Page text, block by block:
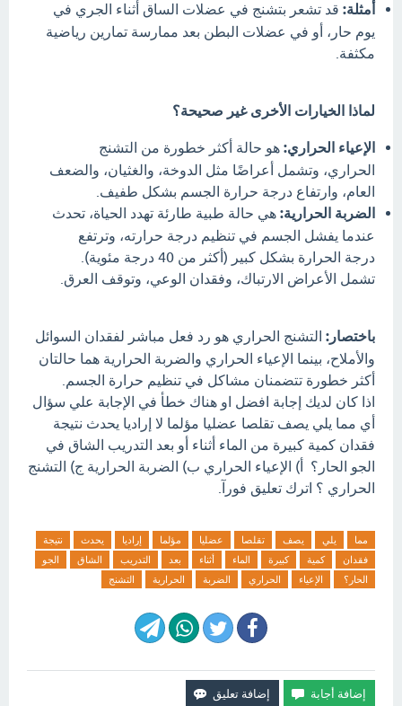
أمثلة: قد تشعر بتشنج في عضلات الساق أثناء الجري في
يوم حار، أو في عضلات البطن بعد ممارسة تمارين رياضية
مكثفة.
لماذا الخيارات الأخرى غير صحيحة؟
الإعياء الحراري: هو حالة أكثر خطورة من التشنج
الحراري، وتشمل أعراضًا مثل الدوخة، والغثيان، والضعف
العام، وارتفاع درجة حرارة الجسم بشكل طفيف.
الضربة الحرارية: هي حالة طبية طارئة تهدد الحياة، تحدث
عندما يفشل الجسم في تنظيم درجة حرارته، وترتفع
درجة الحرارة بشكل كبير (أكثر من 40 درجة مئوية).
تشمل الأعراض الارتباك، وفقدان الوعي، وتوقف العرق.
باختصار: التشنج الحراري هو رد فعل مباشر لفقدان السوائل
والأملاح، بينما الإعياء الحراري والضربة الحرارية هما حالتان
أكثر خطورة تتضمنان مشاكل في تنظيم حرارة الجسم.
اذا كان لديك إجابة افضل او هناك خطأ في الإجابة علي سؤال
أي مما يلي يصف تقلصا عضليا مؤلما لا إراديا يحدث نتيجة
فقدان كمية كبيرة من الماء أثناء أو بعد التدريب الشاق في
الجو الحار؟ أ) الإعياء الحراري ب) الضربة الحرارية ج) التشنج
الحراري ؟ اترك تعليق فورآ.
مما يلي يصف تقلصا عضليا مؤلما إراديا يحدث
نتيجة
فقدان
كمية كبيرة الماء أثناء بعد التدريب الشاق
الجو
الحار؟
الإعياء الحراري الضربة الحرارية التشنج